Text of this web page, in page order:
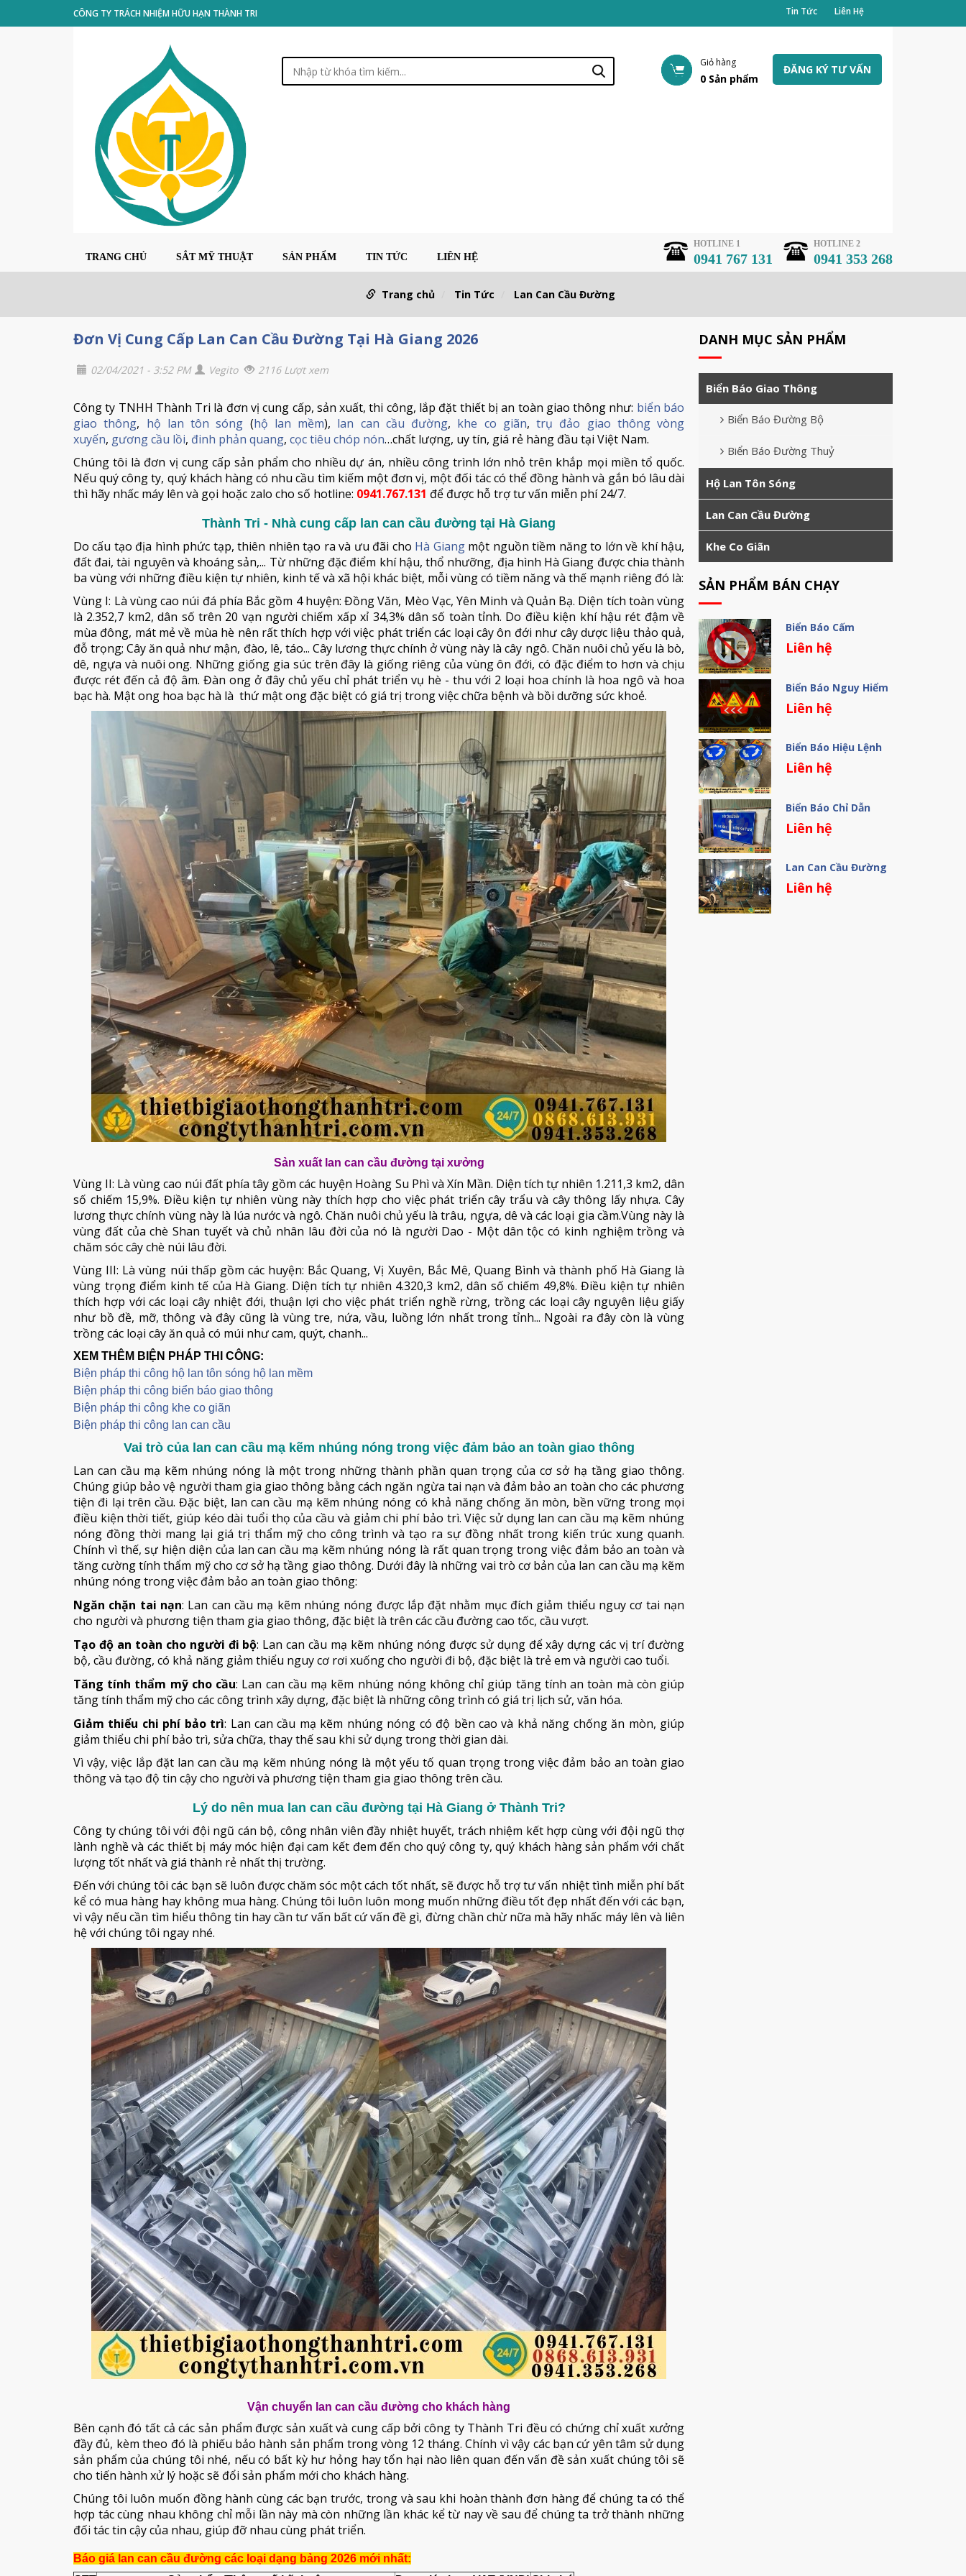
CÔNG TY TRÁCH NHIỆM HỮU HẠN THÀNH TRI Tin Tức Liên Hệ
Giỏ hàng
0 Sản phẩm
ĐĂNG KÝ TƯ VẤN
TRANG CHỦ SẮT MỸ THUẬT SẢN PHẨM TIN TỨC LIÊN HỆ
HOTLINE 2
0941 353 268
HOTLINE 1
0941 767 131
Trang chủ Tin Tức Lan Can Cầu Đường
Đơn Vị Cung Cấp Lan Can Cầu Đường Tại Hà Giang 2026
02/04/2021 - 3:52 PM Vegito 2116 Lượt xem
Công ty TNHH Thành Tri là đơn vị cung cấp, sản xuất, thi công, lắp đặt thiết bị an toàn giao thông như: biển báo
giao thông, hộ lan tôn sóng (hộ lan mềm), lan can cầu đường, khe co giãn, trụ đảo giao thông vòng
xuyến, gương cầu lồi, đinh phản quang, cọc tiêu chóp nón…chất lượng, uy tín, giá rẻ hàng đầu tại Việt Nam.
Chúng tôi là đơn vị cung cấp sản phẩm cho nhiều dự án, nhiều công trình lớn nhỏ trên khắp mọi miền tổ quốc.
Nếu quý công ty, quý khách hàng có nhu cầu tìm kiếm một đơn vị, một đối tác có thể đồng hành và gắn bó lâu dài
thì hãy nhấc máy lên và gọi hoặc zalo cho số hotline: 0941.767.131 để được hỗ trợ tư vấn miễn phí 24/7.
Thành Tri - Nhà cung cấp lan can cầu đường tại Hà Giang
Do cấu tạo địa hình phức tạp, thiên nhiên tạo ra và ưu đãi cho Hà Giangmột nguồn tiềm năng to lớn về khí hậu,
đất đai, tài nguyên và khoáng sản,... Từ những đặc điểm khí hậu, thổ nhưỡng, địa hình Hà Giang được chia thành
ba vùng với những điều kiện tự nhiên, kinh tế và xã hội khác biệt, mỗi vùng có tiềm năng và thế mạnh riêng đó là:
Vùng I: Là vùng cao núi đá phía Bắc gồm 4 huyện: Đồng Văn, Mèo Vạc, Yên Minh và Quản Bạ. Diện tích toàn vùng
là 2.352,7 km2, dân số trên 20 vạn người chiếm xấp xỉ 34,3% dân số toàn tỉnh. Do điều kiện khí hậu rét đậm về
mùa đông, mát mẻ về mùa hè nên rất thích hợp với việc phát triển các loại cây ôn đới như cây dược liệu thảo quả,
đỗ trọng; Cây ăn quả như mận, đào, lê, táo... Cây lương thực chính ở vùng này là cây ngô. Chăn nuôi chủ yếu là bò,
dê, ngựa và nuôi ong. Những giống gia súc trên đây là giống riêng của vùng ôn đới, có đặc điểm to hơn và chịu
được rét đến cả độ âm. Đàn ong ở đây chủ yếu chỉ phát triển vụ hè - thu với 2 loại hoa chính là hoa ngô và hoa
bạc hà. Mật ong hoa bạc hà là thứ mật ong đặc biệt có giá trị trong việc chữa bệnh và bồi dưỡng sức khoẻ.
Sản xuất lan can cầu đường tại xưởng
Vùng II: Là vùng cao núi đất phía tây gồm các huyện Hoàng Su Phì và Xín Mần. Diện tích tự nhiên 1.211,3 km2, dân
số chiếm 15,9%. Điều kiện tự nhiên vùng này thích hợp cho việc phát triển cây trẩu và cây thông lấy nhựa. Cây
lương thực chính vùng này là lúa nước và ngô. Chăn nuôi chủ yếu là trâu, ngựa, dê và các loại gia cầm.Vùng này là
vùng đất của chè Shan tuyết và chủ nhân lâu đời của nó là người Dao - Một dân tộc có kinh nghiệm trồng và
chăm sóc cây chè núi lâu đời.
Vùng III: Là vùng núi thấp gồm các huyện: Bắc Quang, Vị Xuyên, Bắc Mê, Quang Bình và thành phố Hà Giang là
vùng trọng điểm kinh tế của Hà Giang. Diện tích tự nhiên 4.320,3 km2, dân số chiếm 49,8%. Điều kiện tự nhiên
thích hợp với các loại cây nhiệt đới, thuận lợi cho việc phát triển nghề rừng, trồng các loại cây nguyên liệu giấy
như bồ đề, mỡ, thông và đây cũng là vùng tre, nứa, vầu, luồng lớn nhất trong tỉnh... Ngoài ra đây còn là vùng
trồng các loại cây ăn quả có múi như cam, quýt, chanh...
XEM THÊM BIỆN PHÁP THI CÔNG:
Biện pháp thi công hộ lan tôn sóng hộ lan mềm
Biện pháp thi công biển báo giao thông
Biện pháp thi công khe co giãn
Biện pháp thi công lan can cầu
Vai trò của lan can cầu mạ kẽm nhúng nóng trong việc đảm bảo an toàn giao thông
Lan can cầu mạ kẽm nhúng nóng là một trong những thành phần quan trọng của cơ sở hạ tầng giao thông.
Chúng giúp bảo vệ người tham gia giao thông bằng cách ngăn ngừa tai nạn và đảm bảo an toàn cho các phương
tiện đi lại trên cầu. Đặc biệt, lan can cầu mạ kẽm nhúng nóng có khả năng chống ăn mòn, bền vững trong mọi
điều kiện thời tiết, giúp kéo dài tuổi thọ của cầu và giảm chi phí bảo trì. Việc sử dụng lan can cầu mạ kẽm nhúng
nóng đồng thời mang lại giá trị thẩm mỹ cho công trình và tạo ra sự đồng nhất trong kiến trúc xung quanh.
Chính vì thế, sự hiện diện của lan can cầu mạ kẽm nhúng nóng là rất quan trọng trong việc đảm bảo an toàn và
tăng cường tính thẩm mỹ cho cơ sở hạ tầng giao thông. Dưới đây là những vai trò cơ bản của lan can cầu mạ kẽm
nhúng nóng trong việc đảm bảo an toàn giao thông:
Ngăn chặn tai nạn: Lan can cầu mạ kẽm nhúng nóng được lắp đặt nhằm mục đích giảm thiểu nguy cơ tai nạn
cho người và phương tiện tham gia giao thông, đặc biệt là trên các cầu đường cao tốc, cầu vượt.
Tạo độ an toàn cho người đi bộ: Lan can cầu mạ kẽm nhúng nóng được sử dụng để xây dựng các vị trí đường
bộ, cầu đường, có khả năng giảm thiểu nguy cơ rơi xuống cho người đi bộ, đặc biệt là trẻ em và người cao tuổi.
Tăng tính thẩm mỹ cho cầu: Lan can cầu mạ kẽm nhúng nóng không chỉ giúp tăng tính an toàn mà còn giúp
tăng tính thẩm mỹ cho các công trình xây dựng, đặc biệt là những công trình có giá trị lịch sử, văn hóa.
Giảm thiểu chi phí bảo trì: Lan can cầu mạ kẽm nhúng nóng có độ bền cao và khả năng chống ăn mòn, giúp
giảm thiểu chi phí bảo trì, sửa chữa, thay thế sau khi sử dụng trong thời gian dài.
Vì vậy, việc lắp đặt lan can cầu mạ kẽm nhúng nóng là một yếu tố quan trọng trong việc đảm bảo an toàn giao
thông và tạo độ tin cậy cho người và phương tiện tham gia giao thông trên cầu.
Lý do nên mua lan can cầu đường tại Hà Giang ở Thành Tri?
Công ty chúng tôi với đội ngũ cán bộ, công nhân viên đầy nhiệt huyết, trách nhiệm kết hợp cùng với đội ngũ thợ
lành nghề và các thiết bị máy móc hiện đại cam kết đem đến cho quý công ty, quý khách hàng sản phẩm với chất
lượng tốt nhất và giá thành rẻ nhất thị trường.
Đến với chúng tôi các bạn sẽ luôn được chăm sóc một cách tốt nhất, sẽ được hỗ trợ tư vấn nhiệt tình miễn phí bất
kể có mua hàng hay không mua hàng. Chúng tôi luôn luôn mong muốn những điều tốt đẹp nhất đến với các bạn,
vì vậy nếu cần tìm hiểu thông tin hay cần tư vấn bất cứ vấn đề gì, đừng chần chừ nữa mà hãy nhấc máy lên và liên
hệ với chúng tôi ngay nhé.
Vận chuyển lan can cầu đường cho khách hàng
Bên cạnh đó tất cả các sản phẩm được sản xuất và cung cấp bởi công ty Thành Tri đều có chứng chỉ xuất xưởng
đầy đủ, kèm theo đó là phiếu bảo hành sản phẩm trong vòng 12 tháng. Chính vì vậy các bạn cứ yên tâm sử dụng
sản phẩm của chúng tôi nhé, nếu có bất kỳ hư hỏng hay tổn hại nào liên quan đến vấn đề sản xuất chúng tôi sẽ
cho tiến hành xử lý hoặc sẽ đổi sản phẩm mới cho khách hàng.
Chúng tôi luôn muốn đồng hành cùng các bạn trước, trong và sau khi hoàn thành đơn hàng để chúng ta có thể
hợp tác cùng nhau không chỉ mỗi lần này mà còn những lần khác kể từ nay về sau để chúng ta trở thành những
đối tác tin cậy của nhau, giúp đỡ nhau cùng phát triển.
Báo giá lan can cầu đường các loại dạng bảng 2026 mới nhất:
DANH MỤC SẢN PHẨM
Biển Báo Giao Thông
Biển Báo Đường Bộ
Biển Báo Đường Thuỷ
Hộ Lan Tôn Sóng
Lan Can Cầu Đường
Khe Co Giãn
SẢN PHẨM BÁN CHẠY
Biển Báo Cấm
Liên hệ
Biển Báo Nguy Hiểm
Liên hệ
Biển Báo Hiệu Lệnh
Liên hệ
Biển Báo Chỉ Dẫn
Liên hệ
Lan Can Cầu Đường
Liên hệ